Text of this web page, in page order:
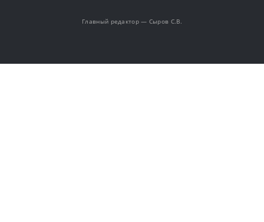
Главный редактор — Сыров С.В.